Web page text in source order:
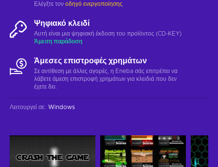
Ελέγξτε τον οδηγό ενεργοποίησης
Ψηφιακό κλειδί
Αυτή είναι μια ψηφιακή έκδοση του προϊόντος (CD-KEY)
Άμεση παράδοση
Άμεσες επιστροφές χρημάτων
Σε αντίθεση με άλλες αγορές, η Eneba σάς επιτρέπει να
λάβετε άμεση επιστροφή χρημάτων για κλειδιά που δεν
έχετε δει.
Λειτουργεί σε: Windows